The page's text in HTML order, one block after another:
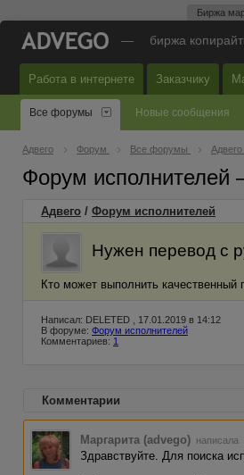
Биржа
— биржа
Работа в интернете Заказчику
Все форумы Новые сообщения
Адвего Форум Все форумы Адвего
Форум
Адвего / Форум исполнителей
Нужен перевод с
Кто может выполнить качественный
Написал: DELETED , 17.01.2019 в 14:12
В форуме: Форум исполнителей
Комментариев: 1
Комментарии
Маргарита (advego) написала
Здравствуйте. Для поиска